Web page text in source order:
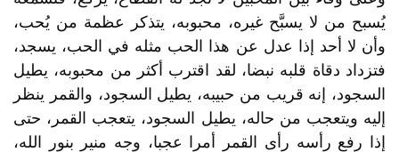
يُسبح من لا يسبَّح غيره، محبوبه، يتذكر عظمة من يُحب،
وأن لا أحد إذا عدل عن هذا الحب مثله في الحب، يسجد،
فتزداد دقاة قلبه نبضا، لقد اقترب أكثر من محبوبه، يطيل
السجود، إنه قريب من حبيبه، يطيل السجود، والقمر ينظر
إليه ويتعجب من حاله، يطيل السجود، يتعجب القمر، حتى
إذا رفع رأسه رأى القمر أمرا عجبا، وجه منير بنور الله،